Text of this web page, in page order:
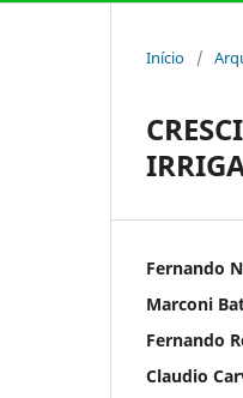
Início /
Fernando
Marconi
Fernando
Claudio